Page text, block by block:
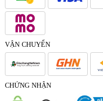
VẬN CHUYỂN
CHỨNG NHẬN